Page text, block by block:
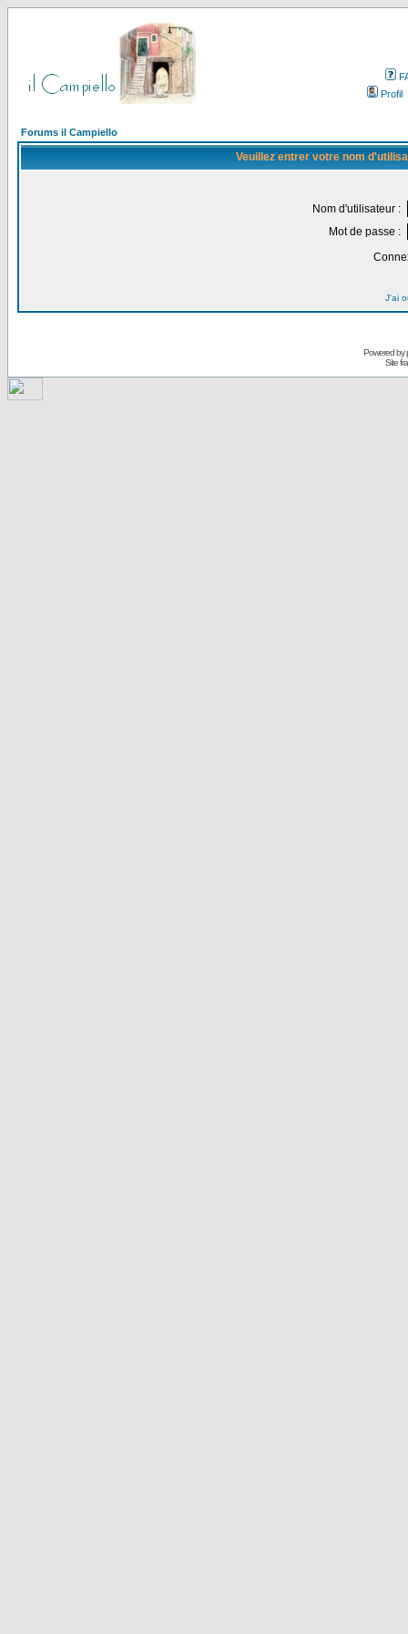
Profil
Forums il Campiello
Veuillez entrer votre nom
Nom d'utilisateur :
Mot de passe :
J'ai
Powered by
Site